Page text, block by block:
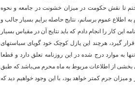
۹۸/۶/۵ الی ۹۸/۷/۴ به تحقیق پرداختم تا نقش حکومت در میزان خشونت در جامعه و نحوه
اطلاع عموم برسانم، نتایج حاصله برایم بسیار جالب و
تنها برای ۲۵ روز و از یک روزنامه این کار را انجام دادم که باید نتایج آن در مقیاس بسیار
گیرد، هرچند این پازل کوچک خود گویای سیاستهای
به موارد درج شده در این روزنامه تعلق دارد و قطعا
بخشی از اطلاعات مربوط به ماه محرم می‌باشد که طبق
جرم کمتر خواهد بود، با این وجود خواهیم دید که